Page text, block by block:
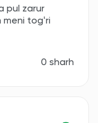
pul zarur
togʻri
0 sharh